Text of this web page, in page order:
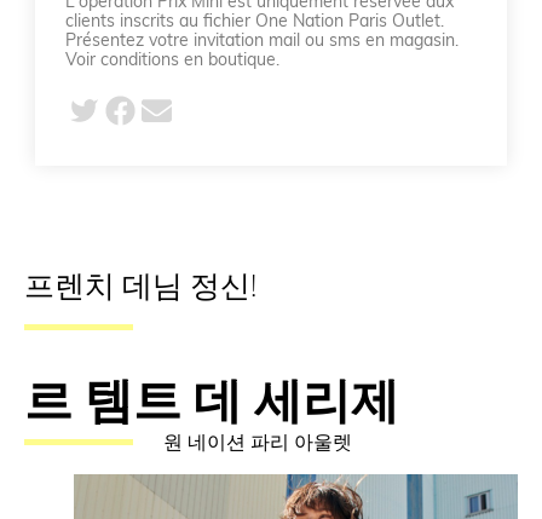
clients inscrits au fichier One Nation Paris Outlet.
Présentez votre invitation mail ou sms en magasin.
Voir conditions en boutique.
프렌치 데님 정신!
르 템트 데 세리제
원 네이션 파리 아울렛